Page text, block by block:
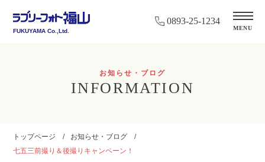
FUKUYAMA Co.,Ltd.
0893-25-1234
MENU
お知らせ・ブログ
INFORMATION
トップページ
お知らせ・ブログ
七五三前撮り＆後撮りキャンペーン！